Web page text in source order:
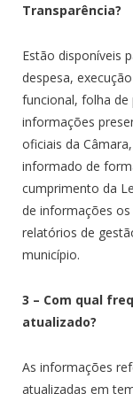
Transparência?
Estão disponíveis
despesa,
funcional, folha de
informações
oficiais da
informado de
cumprimento da
de informações
relatórios de
município.
3 – Com qual
atualizado?
As informações
atualizadas em